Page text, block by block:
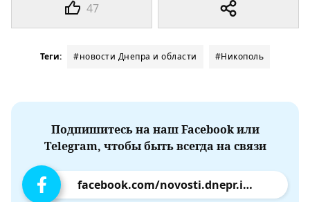
47
Теги: #новости Днепра и области #Никополь
Подпишитесь на наш Facebook или
Telegram, чтобы быть всегда на связи
facebook.com/novosti.dnepr.info